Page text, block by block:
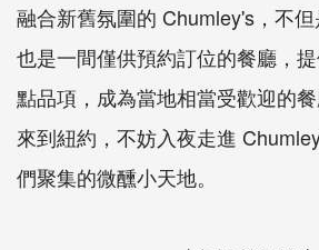
融合新舊氛圍的 Chumley's，不但
也是一間僅供預約訂位的餐廳，
點品項，成為當地相當受歡迎的
來到紐約，不妨入夜走進
們聚集的微醺小天地。